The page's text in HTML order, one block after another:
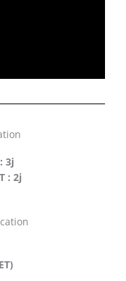
3j
: 2j